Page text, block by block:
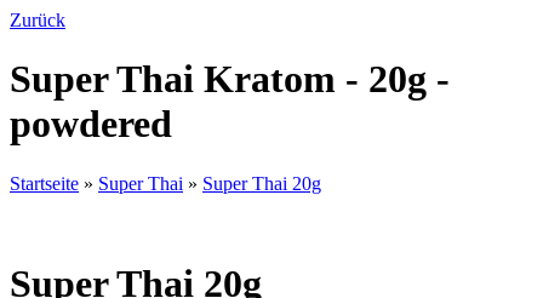
Zurück
Super Thai Kratom - 20g -
powdered
Startseite » Super Thai » Super Thai 20g
Super Thai 20g